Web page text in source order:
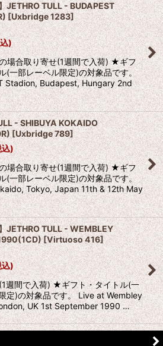
JETHRO TULL - BUDAPEST
[Uxbridge 1283]
)
場合取り寄せ(1週間で入荷) ★ギフ
(一部レーベル限定)の対象品です。
Stadion, Budapest, Hungary 2nd
- SHIBUYA KOKAIDO
[Uxbridge 789]
)
場合取り寄せ(1週間で入荷) ★ギフ
(一部レーベル限定)の対象品です。
Tokyo, Japan 11th & 12th May
JETHRO TULL - WEMBLEY
[Virtuoso 416]
込)
週間で入荷) ★ギフト・タイトル(一
定)の対象品です。 Live at Wembley
UK 1st September 1990 …